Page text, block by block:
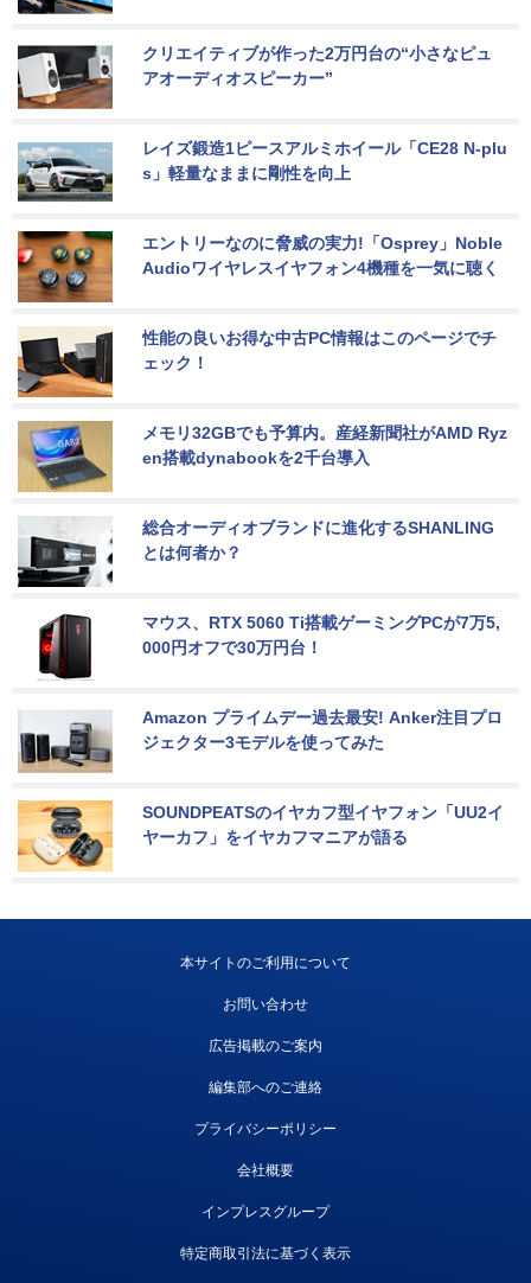
クリエイティブが作った2万円台の“小さなピュ
アオーディオスピーカー”
レイズ鍛造1ピースアルミホイール「CE28 N-plu
s」軽量なままに剛性を向上
エントリーなのに脅威の実力!「Osprey」Noble
Audioワイヤレスイヤフォン4機種を一気に聴く
性能の良いお得な中古PC情報はこのページでチ
ェック！
メモリ32GBでも予算内。産経新聞社がAMD Ryz
en搭載dynabookを2千台導入
総合オーディオブランドに進化するSHANLING
とは何者か？
マウス、RTX 5060 Ti搭載ゲーミングPCが7万5,
000円オフで30万円台！
Amazon プライムデー過去最安! Anker注目プロ
ジェクター3モデルを使ってみた
SOUNDPEATSのイヤカフ型イヤフォン「UU2イ
ヤーカフ」をイヤカフマニアが語る
本サイトのご利用について
お問い合わせ
広告掲載のご案内
編集部へのご連絡
プライバシーポリシー
会社概要
インプレスグループ
特定商取引法に基づく表示